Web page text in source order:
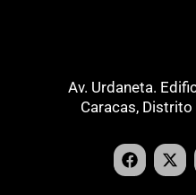
Av. Urdaneta.
Caracas,